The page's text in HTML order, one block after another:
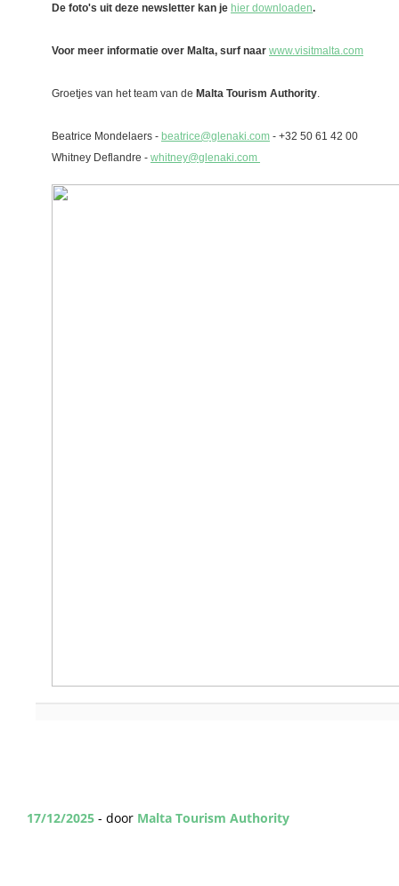
De foto's uit deze newsletter kan je hier downloaden.
Voor meer informatie over Malta, surf naar www.visitmalta.com
Groetjes van het team van de Malta Tourism Authority
Beatrice Mondelaers - beatrice@glenaki.com - +32 50 61 42 00
Whitney Deflandre - whitney@glenaki.com
17/12/2025 - door Malta Tourism Authority